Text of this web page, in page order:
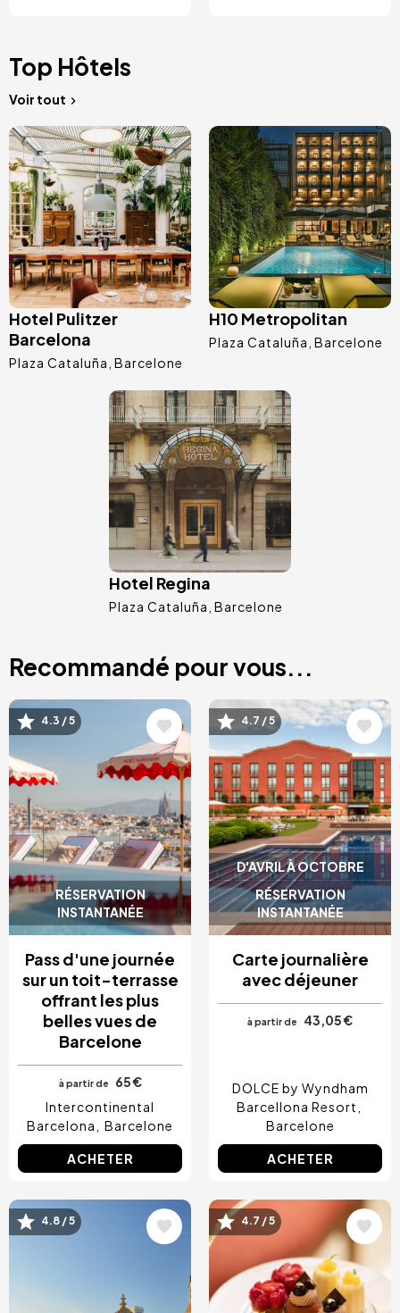
Top Hôtels
Voir tout
Image
Hotel Pulitzer
Barcelona
Plaza Cataluña Barcelone
Image
H10 Metropolitan
Plaza Cataluña Barcelone
Image
Hotel Regina
Plaza Cataluña Barcelone
Recommandé pour vous...
RÉSERVATION
INSTANTANÉE
Image
4.3 / 5
Pass d'une journée
sur un toit-terrasse
offrant les plus
belles vues de
Barcelone
à partir de
65 €
Intercontinental
Barcelona
Barcelone
ACHETER
D'AVRIL À OCTOBRE
RÉSERVATION
INSTANTANÉE
Image
4.7 / 5
Carte journalière
avec déjeuner
à partir de 43,05 €
DOLCE by Wyndham
Barcellona Resort
Barcelone
ACHETER
Image
4.8 / 5 Image
4.7 / 5